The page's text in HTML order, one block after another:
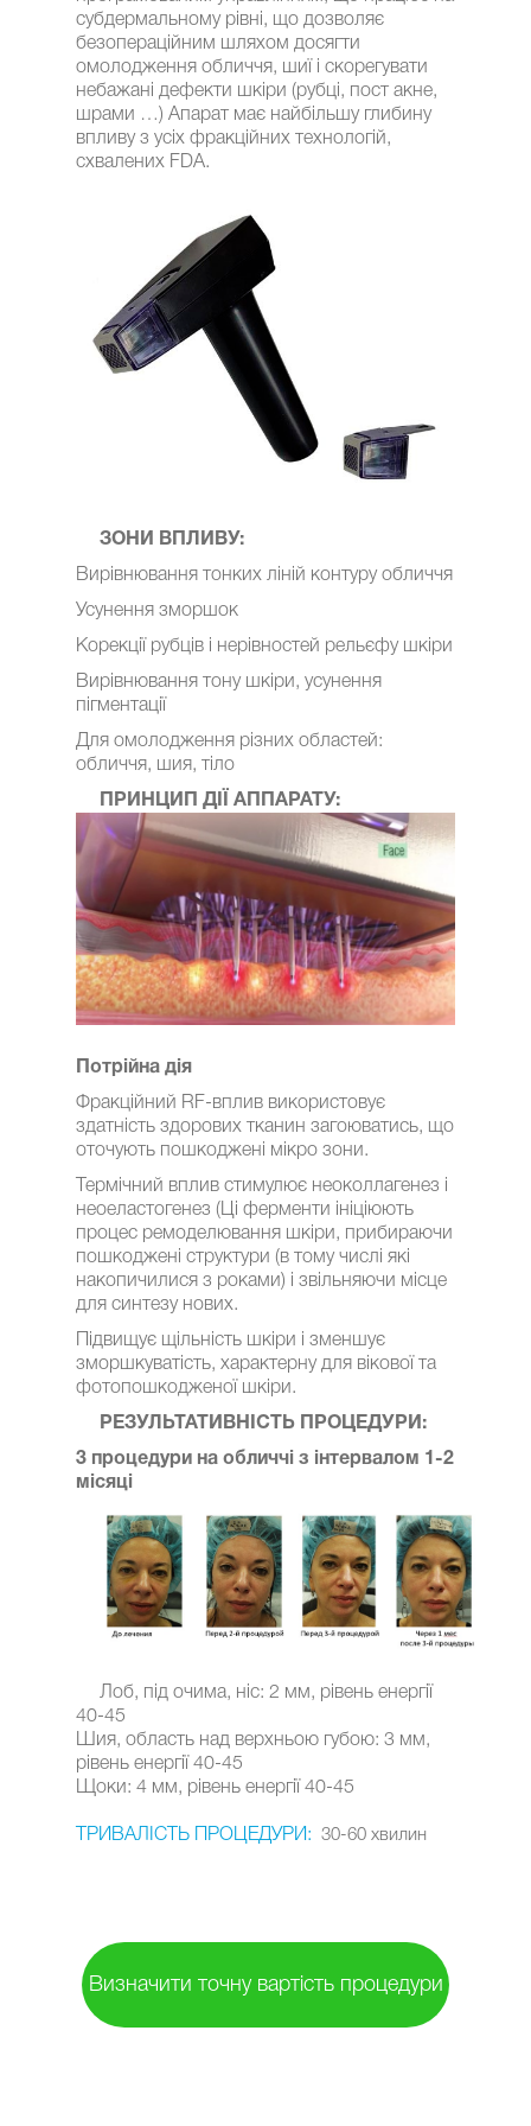
субдермальному рівні, що дозволяє
безопераційним шляхом досягти
омолодження обличчя, шиї і скорегувати
небажані дефекти шкіри (рубці, пост акне,
шрами …) Апарат має найбільшу глибину
впливу з усіх фракційних технологій,
схвалених FDA.
ЗОНИ ВПЛИВУ:
Вирівнювання тонких ліній контуру обличчя
Усунення зморшок
Корекції рубців і нерівностей рельєфу шкіри
Вирівнювання тону шкіри, усунення
пігментації
Для омолодження різних областей:
обличчя, шия, тіло
ПРИНЦИП ДІЇ АППАРАТУ:
Потрійна дія
Фракційний RF-вплив використовує
здатність здорових тканин загоюватись, що
оточують пошкоджені мікро зони.
Термічний вплив стимулює неоколлагенез і
неоеластогенез (Ці ферменти ініціюють
процес ремоделювання шкіри, прибираючи
пошкоджені структури (в тому числі які
накопичилися з роками) і звільняючи місце
для синтезу нових.
Підвищує щільність шкіри і зменшує
зморшкуватість, характерну для вікової та
фотопошкодженої шкіри.
РЕЗУЛЬТАТИВНІСТЬ ПРОЦЕДУРИ:
3 процедури на обличчі з інтервалом 1-2
місяці
Лоб, під очима, ніс: 2 мм, рівень енергії
40-45
Шия, область над верхньою губою: 3 мм,
рівень енергії 40-45
Щоки: 4 мм, рівень енергії 40-45
ТРИВАЛІСТЬ ПРОЦЕДУРИ: 30-60 хвилин
Визначити точну вартість процедури